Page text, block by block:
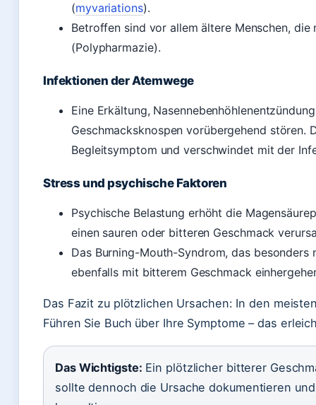
(myvariations).
Betroffen sind vor allem ältere Menschen, die
(Polypharmazie).
Infektionen der Atemwege
Eine Erkältung,
Geschmacksknospen vorübergehend stören.
Begleitsymptom und verschwindet mit der
Stress und psychische Faktoren
Psychische Belastung erhöht die
einen sauren oder bitteren Geschmack
Das Burning-Mouth-Syndrom, das besonders
ebenfalls mit bitterem Geschmack
Das Fazit zu plötzlichen Ursachen: In den
Führen Sie Buch über Ihre Symptome – das
Das Wichtigste: Ein plötzlicher bitterer
sollte dennoch die Ursache dokumentieren